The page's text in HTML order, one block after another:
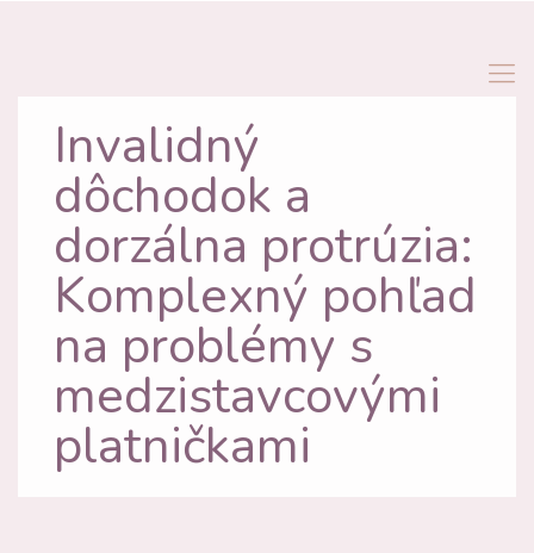
Invalidný
dôchodok a
dorzálna protrúzia:
Komplexný pohľad
na problémy s
medzistavcovými
platničkami